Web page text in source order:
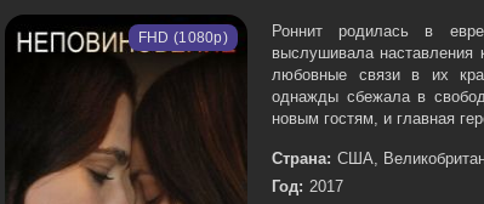
FHD (1080p)
Роннит родилась в
выслушивала
любовные связи в их
однажды сбежала в
новым гостям, и главная
Страна: США,
Год: 2017